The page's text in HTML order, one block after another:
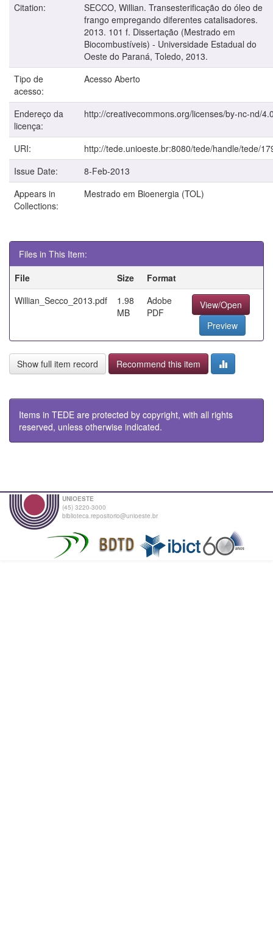
Citation:
SECCO, Willian. Transesterificação do óleo de
frango empregando diferentes catalisadores.
2013. 101 f. Dissertação (Mestrado em
Biocombustíveis) - Universidade Estadual do
Oeste do Paraná, Toledo, 2013.
Tipo de
acesso:
Acesso Aberto
Endereço da
licença:
http://creativecommons.org/licenses/by-nc-nd/
URI:
http://tede.unioeste.br:8080/tede/handle/tede/
Issue Date:
8-Feb-2013
Appears in
Collections:
Mestrado em Bioenergia (TOL)
Files in This Item:
File
Size
Format
Willian_Secco_2013.pdf
1.98
MB
Adobe
PDF
View/Open
Preview
Show full item record Recommend this item
Items in TEDE are protected by copyright, with all rights
reserved, unless otherwise indicated.
UNIOESTE
(45) 3220-3000
biblioteca.repositorio@unioeste.br